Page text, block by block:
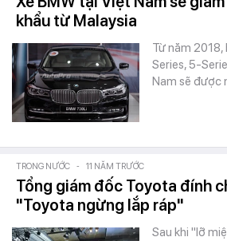
khẩu từ Malaysia
Từ năm
Series, 5-
Nam sẽ được
TRONG NƯỚC - 11 NĂM TRƯỚC
Tổng giám đốc Toyota đính
"Toyota ngừng lắp ráp"
Sau khi "lỡ